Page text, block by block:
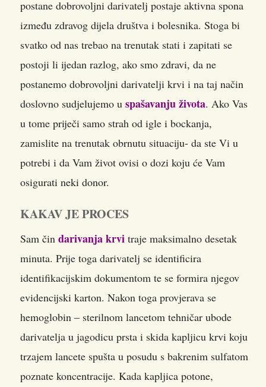
postane dobrovoljni darivatelj postaje aktivna spona
između zdravog dijela društva i bolesnika. Stoga bi
svatko od nas trebao na trenutak stati i zapitati se
postoji li ijedan razlog, ako smo zdravi, da ne
postanemo dobrovoljni darivatelji krvi i na taj način
doslovno sudjelujemo u spašavanju života. Ako Vas
u tome priječi samo strah od igle i bockanja,
zamislite na trenutak obrnutu situaciju- da ste Vi u
potrebi i da Vam život ovisi o dozi koju će Vam
osigurati neki donor.
KAKAV JE PROCES
Sam čin darivanja krvi traje maksimalno desetak
minuta. Prije toga darivatelj se identificira
identifikacijskim dokumentom te se formira njegov
evidencijski karton. Nakon toga provjerava se
hemoglobin – sterilnom lancetom tehničar ubode
darivatelja u jagodicu prsta i skida kapljicu krvi koju
trzajem lancete spušta u posudu s bakrenim sulfatom
poznate koncentracije. Kada kapljica potone,